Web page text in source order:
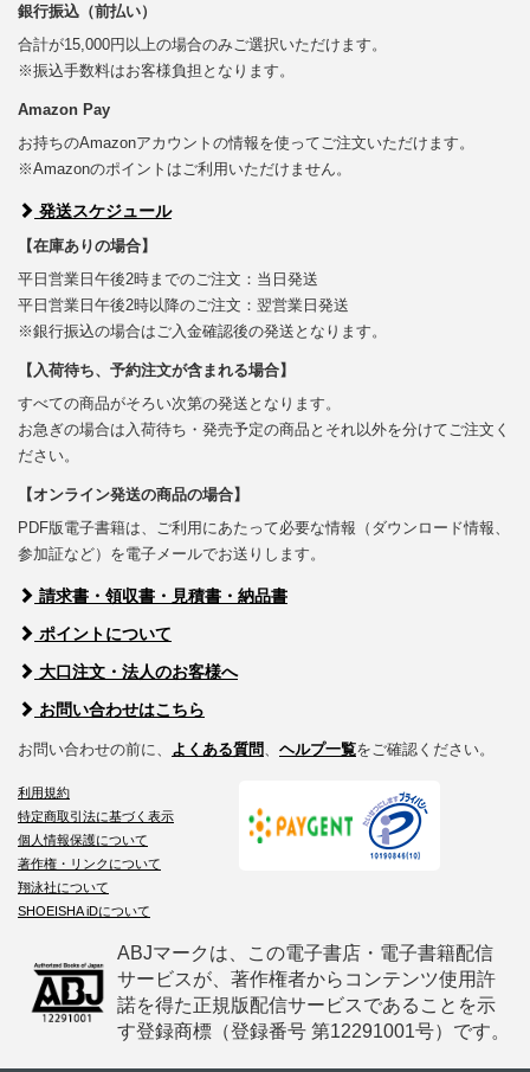
銀行振込（前払い）
合計が15,000円以上の場合のみご選択いただけます。
※振込手数料はお客様負担となります。
Amazon Pay
お持ちのAmazonアカウントの情報を使ってご注文いただけます。
※Amazonのポイントはご利用いただけません。
発送スケジュール
【在庫ありの場合】
平日営業日午後2時までのご注文：当日発送
平日営業日午後2時以降のご注文：翌営業日発送
※銀行振込の場合はご入金確認後の発送となります。
【入荷待ち、予約注文が含まれる場合】
すべての商品がそろい次第の発送となります。
お急ぎの場合は入荷待ち・発売予定の商品とそれ以外を分けてご注文く
ださい。
【オンライン発送の商品の場合】
PDF版電子書籍は、ご利用にあたって必要な情報（ダウンロード情報、
参加証など）を電子メールでお送りします。
請求書・領収書・見積書・納品書
ポイントについて
大口注文・法人のお客様へ
お問い合わせはこちら
お問い合わせの前に、 よくある質問 ヘルプ一覧をご確認ください。
利用規約
特定商取引法に基づく表示
個人情報保護について
著作権・リンクについて
翔泳社について
SHOEISHA iDについて
ABJマークは、この電子書店・電子書籍配信
サービスが、著作権者からコンテンツ使用許
諾を得た正規版配信サービスであることを示
す登録商標（登録番号 第12291001号）です。